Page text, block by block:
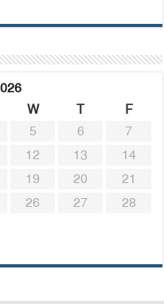
W T
F
5 6
7
12 13
14
19 20
21
26 27
28